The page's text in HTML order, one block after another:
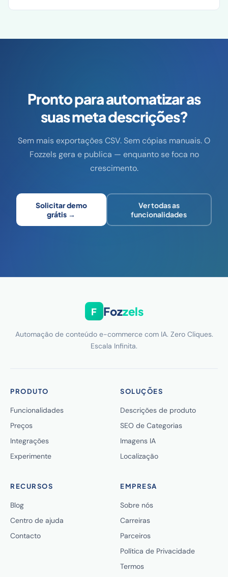
Pronto para automatizar as
suasmeta descrições?
Sem mais exportações CSV. Sem cópias manuais. O
Fozzels gera e publica — enquanto se foca no
crescimento.
Solicitar demo
grátis →
Ver todas as
funcionalidades
F Fozzels
Automação de conteúdo e-commerce com IA. Zero Cliques.
Escala Infinita.
PRODUTO
Funcionalidades
Preços
Integrações
Experimente
SOLUÇÕES
Descrições de produto
SEO de Categorias
Imagens IA
Localização
RECURSOS
Blog
Centro de ajuda
Contacto
EMPRESA
Sobre nós
Carreiras
Parceiros
Política de Privacidade
Termos